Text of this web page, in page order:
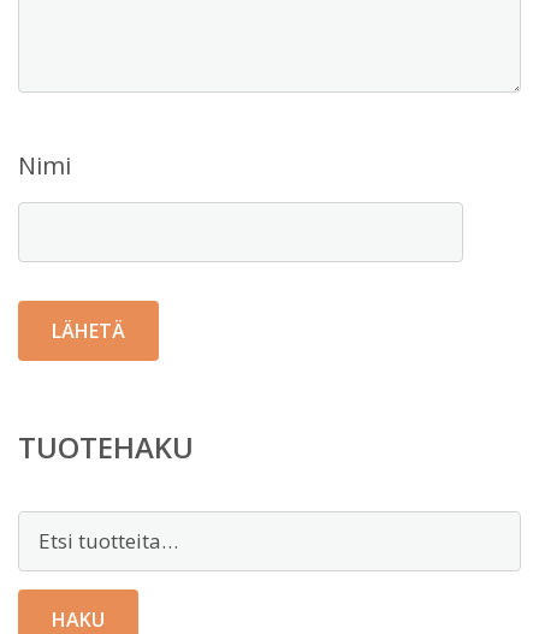
Nimi
TUOTEHAKU
Etsi:
HAKU